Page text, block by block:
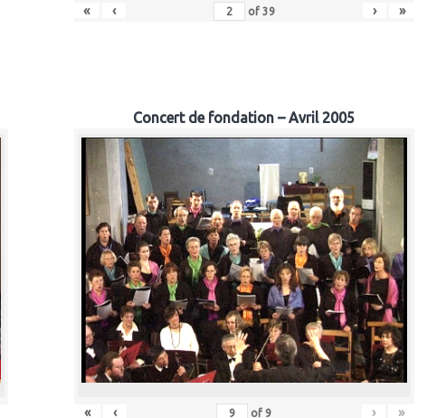
« ‹ of 39 › »
Concert de fondation – Avril 2005
« ‹ of 9 › »